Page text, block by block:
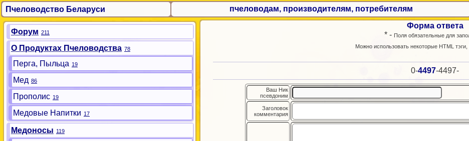
Пчеловодство Беларуси пчеловодам, производителям, потребителям
Форма ответа
* - Поля обязательные для
Можно использовать некоторые HTML тэги,
0-4497-4497-
Ваш Ник
псевдоним
Заголовок
комментария
Форум 211
О Продуктах Пчеловодства 78
Перга, Пыльца 19
Мед 86
Прополис 19
Медовые Напитки 17
Медоносы 119